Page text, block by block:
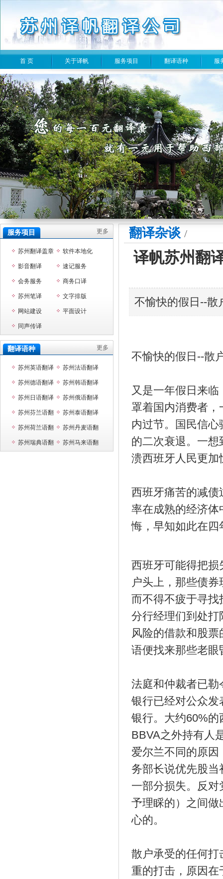
首 页 关于译帆 服务项目 翻译语种 服
翻译杂谈 /
译帆苏州翻
不愉快的假日--散
不愉快的假日--散
又是一年假日来
罩着国内消费者
内过节。国民信
的二次衰退。一
溃西班牙人民更加
西班牙痛苦的减
率在成熟的经济
悔，早知如此在
西班牙可能得把
户头上，那些债
而不得不疲于寻
分行经理们到处
风险的借款和股
语便找来那些老
法庭和仲裁者已
银行已经对公众
银行。大约60%
BBVA之外持有人
爱尔兰不同的原
务部长说优先股
一部分损失。反
予理睬的）之间
心的。
散户承受的任何
重的打击，原因
服务项目 更多
苏州翻译盖章 软件本地化
影音翻译 速记服务
会务服务 商务口译
苏州笔译 文字排版
网站建设 平面设计
同声传译
翻译语种 更多
苏州英语翻译 苏州法语翻译
苏州德语翻译 苏州韩语翻译
苏州日语翻译 苏州俄语翻译
苏州芬兰语翻
译
苏州泰语翻译
苏州荷兰语翻
译
苏州丹麦语翻
译
苏州瑞典语翻 苏州马来语翻